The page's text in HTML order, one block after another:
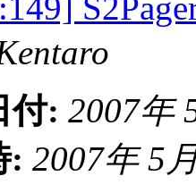
付: 2007年
: 2007年 5